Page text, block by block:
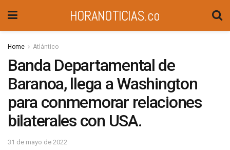
HORANOTICIAS.co
Home Atlántico
Banda Departamental de
Baranoa, llega a Washington
para conmemorar relaciones
bilaterales con USA.
31 de mayo de 2022